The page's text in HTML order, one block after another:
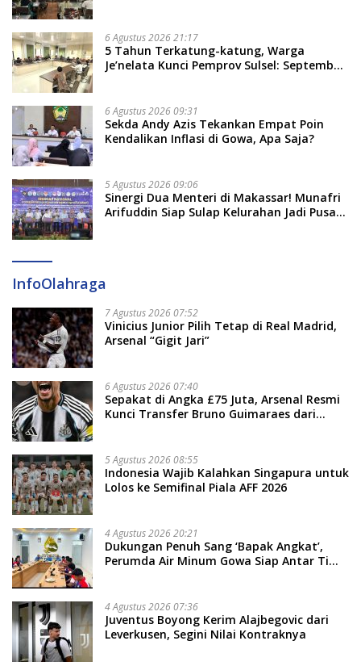
Soal Adat dan Adab
6 Agustus 2026 21:17
5 Tahun Terkatung-katung, Warga
Je’nelata Kunci Pemprov Sulsel: September
6 Agustus 2026 09:31
Sekda Andy Azis Tekankan Empat Poin
Kendalikan Inflasi di Gowa, Apa Saja?
5 Agustus 2026 09:06
Sinergi Dua Menteri di Makassar! Munafri
Arifuddin Siap Sulap Kelurahan Jadi Pusat
InfoOlahraga
7 Agustus 2026 07:52
Vinicius Junior Pilih Tetap di Real Madrid,
Arsenal “Gigit Jari”
6 Agustus 2026 07:40
Sepakat di Angka £75 Juta, Arsenal Resmi
Kunci Transfer Bruno Guimaraes dari
5 Agustus 2026 08:55
Indonesia Wajib Kalahkan Singapura untuk
Lolos ke Semifinal Piala AFF 2026
4 Agustus 2026 20:21
Dukungan Penuh Sang ‘Bapak Angkat’,
Perumda Air Minum Gowa Siap Antar Tim
4 Agustus 2026 07:36
Juventus Boyong Kerim Alajbegovic dari
Leverkusen, Segini Nilai Kontraknya